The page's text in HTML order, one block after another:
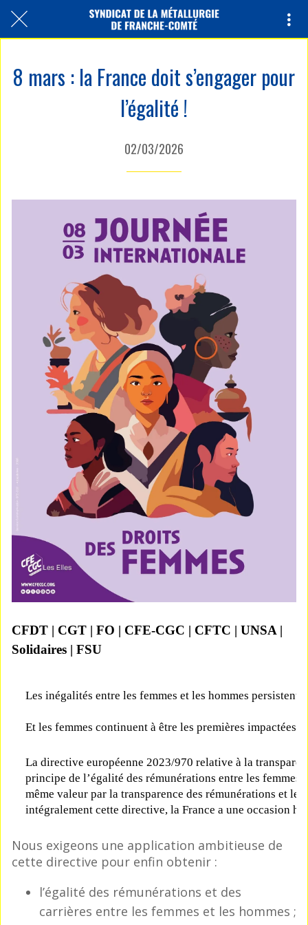
8 mars : la France doit s’engager pour
l’égalité !
02/03/2026
CFDT | CGT | FO | CFE-CGC | CFTC | UNSA |
Solidaires | FSU
Les inégalités entre les femmes et les hommes persistent
Et les femmes continuent à être les premières impactées
La directive européenne 2023/970 relative à la
principe de l’égalité des rémunérations entre les
même valeur par la transparence des rémunérations et
intégralement cette directive, la France a une occasion
Nous exigeons une application ambitieuse de
cette directive pour enfin obtenir :
l’égalité des rémunérations et des
carrières entre les femmes et les hommes ;